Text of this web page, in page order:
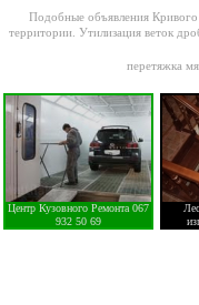
Подобные объявления
территории. Утилизация веток
перетяжка
Центр Кузовного Ремонта 067
932 50 69